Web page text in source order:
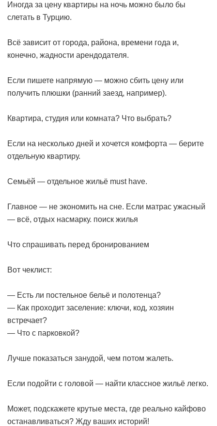
Иногда за цену квартиры на ночь можно было бы
слетать в Турцию.
Всё зависит от города, района, времени года и,
конечно, жадности арендодателя.
Если пишете напрямую — можно сбить цену или
получить плюшки (ранний заезд, например).
Квартира, студия или комната? Что выбрать?
Если на несколько дней и хочется комфорта — берите
отдельную квартиру.
Семьёй — отдельное жильё must have.
Главное — не экономить на сне. Если матрас ужасный
— всё, отдых насмарку. поиск жилья
Что спрашивать перед бронированием
Вот чеклист:
— Есть ли постельное бельё и полотенца?
— Как проходит заселение: ключи, код, хозяин
встречает?
— Что с парковкой?
Лучше показаться занудой, чем потом жалеть.
Если подойти с головой — найти классное жильё легко.
Может, подскажете крутые места, где реально кайфово
останавливаться? Жду ваших историй!